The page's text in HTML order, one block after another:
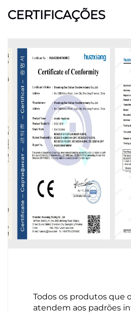
CERTIFICAÇÕES
Todos os produtos que
atendem aos padrões